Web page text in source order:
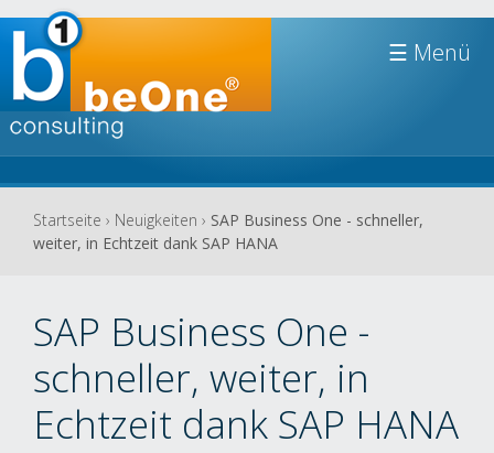
☰
Sie
sind
Startseite › Neuigkeiten › SAP Business One - schneller,
weiter, in Echtzeit dank SAP HANA
SAP Business One -
schneller, weiter, in
Echtzeit dank SAP HANA